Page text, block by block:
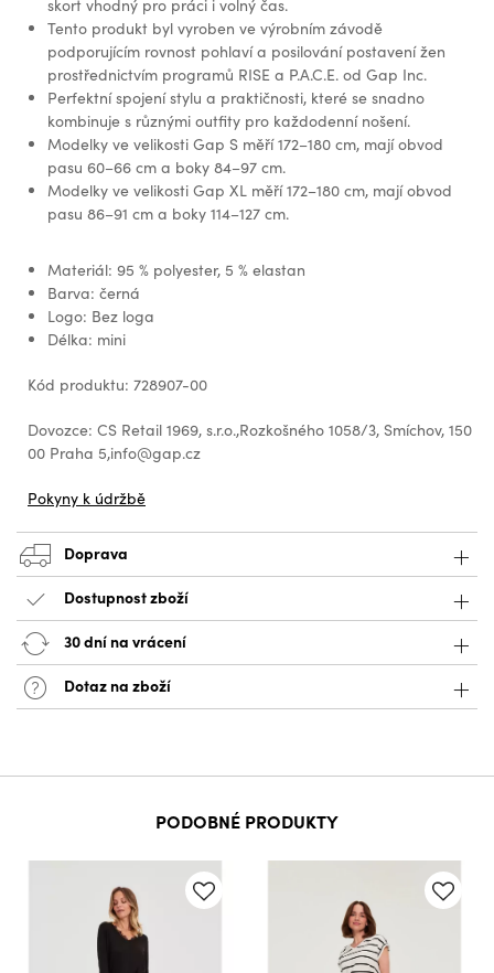
skort vhodný pro práci i volný čas.
Tento produkt byl vyroben ve výrobním závodě
podporujícím rovnost pohlaví a posilování postavení žen
prostřednictvím programů RISE a P.A.C.E. od Gap Inc.
Perfektní spojení stylu a praktičnosti, které se snadno
kombinuje s různými outfity pro každodenní nošení.
Modelky ve velikosti Gap S měří 172–180 cm, mají obvod
pasu 60–66 cm a boky 84–97 cm.
Modelky ve velikosti Gap XL měří 172–180 cm, mají obvod
pasu 86–91 cm a boky 114–127 cm.
Materiál: 95 % polyester, 5 % elastan
Barva: černá
Logo: Bez loga
Délka: mini
Kód produktu: 728907-00
Dovozce: CS Retail 1969, s.r.o.,Rozkošného 1058/3, Smíchov, 150
00 Praha 5,info@gap.cz
Pokyny k údržbě
Doprava
Dostupnost zboží
30 dní na vrácení
Dotaz na zboží
PODOBNÉ PRODUKTY